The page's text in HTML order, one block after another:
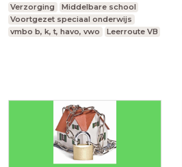
Verzorging
Middelbare school
Voortgezet speciaal onderwijs
vmbo b, k, t, havo, vwo
Leerroute VB